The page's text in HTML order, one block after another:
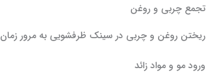
تجمع چربی و روغن
ریختن روغن و چربی در سینک ظرفشویی به مرور زمان
ورود مو و مواد زائد